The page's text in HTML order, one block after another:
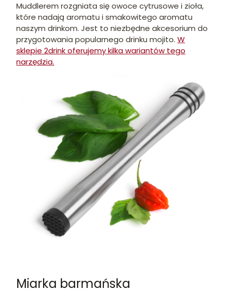
Muddlerem rozgniata się owoce cytrusowe i zioła,
które nadają aromatu i smakowitego aromatu
naszym drinkom. Jest to niezbędne akcesorium do
przygotowania popularnego drinku mojito. W
sklepie 2drink oferujemy kilka wariantów tego
narzędzia.
Miarka barmańska